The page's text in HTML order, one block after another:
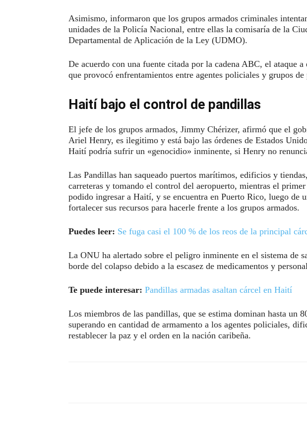
Asimismo, informaron que los grupos armados criminales
unidades de la Policía Nacional, entre ellas la comisaría de la
Departamental de Aplicación de la Ley (UDMO).
De acuerdo con una fuente citada por la cadena ABC, el ataque
que provocó enfrentamientos entre agentes policiales y grupos
Haití bajo el control de pandillas
El jefe de los grupos armados, Jimmy Chérizer, afirmó que el
Ariel Henry, es ilegitimo y está bajo las órdenes de Estados
Haití podría sufrir un «genocidio» inminente, si Henry no
Las Pandillas han saqueado puertos marítimos, edificios y
carreteras y tomando el control del aeropuerto, mientras el
podido ingresar a Haití, y se encuentra en Puerto Rico, luego de
fortalecer sus recursos para hacerle frente a los grupos armados.
Puedes leer: Se fuga casi el 100 % de los reos de la principal
La ONU ha alertado sobre el peligro inminente en el sistema de
borde del colapso debido a la escasez de medicamentos y
Te puede interesar: Pandillas armadas asaltan cárcel en Haití
Los miembros de las pandillas, que se estima dominan hasta un
superando en cantidad de armamento a los agentes policiales,
restablecer la paz y el orden en la nación caribeña.